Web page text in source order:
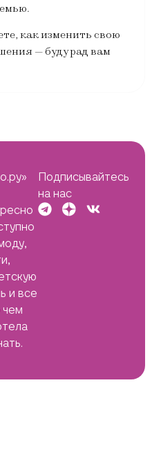
как изменить свою
— буду рад вам
и все
чем
Подписывайтесь
на нас